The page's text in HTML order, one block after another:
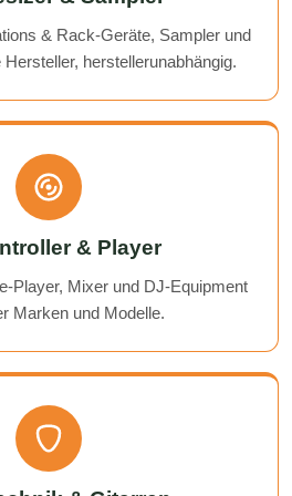
& Rack-Geräte, Sampler und
herstellerunabhängig.
& Player
Player, Mixer und DJ-Equipment
Marken und Modelle.